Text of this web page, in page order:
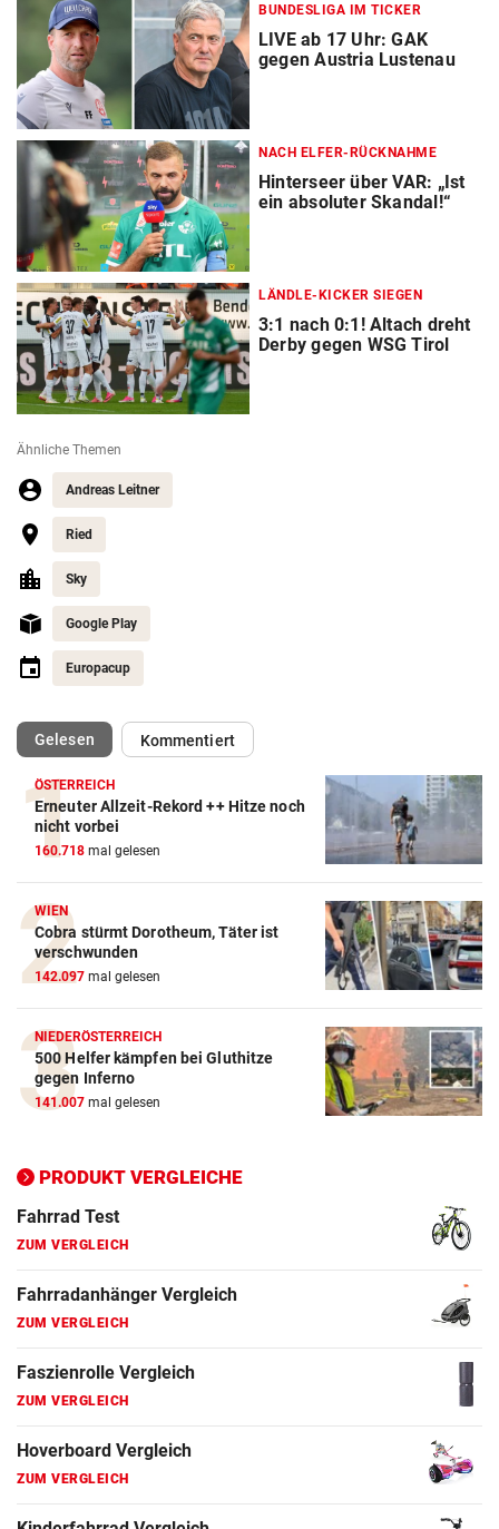
BUNDESLIGA IM TICKER
LIVE ab 17 Uhr: GAK
gegen Austria Lustenau
NACH ELFER-RÜCKNAHME
Hinterseer über VAR: „Ist
ein absoluter Skandal!“
LÄNDLE-KICKER SIEGEN
3:1 nach 0:1! Altach dreht
Derby gegen WSG Tirol
Ähnliche Themen
Andreas Leitner
Ried
Sky
Google Play
Europacup
Gelesen(ausgewählt)Kommentiert
ÖSTERREICH
Erneuter Allzeit-Rekord ++ Hitze noch
nicht vorbei
160.718 mal gelesen
WIEN
Cobra stürmt Dorotheum, Täter ist
verschwunden
142.097 mal gelesen
NIEDERÖSTERREICH
500 Helfer kämpfen bei Gluthitze
gegen Inferno
141.007 mal gelesen
PRODUKT VERGLEICHE
Action-Cam Vergleich
ZUM VERGLEICH
Crosstrainer Vergleich
ZUM VERGLEICH
E-Bike Vergleich
ZUM VERGLEICH
Elektro-Scooter Vergleich
ZUM VERGLEICH
ZUM VERGLEICH
Fahrrad Test
ZUM VERGLEICH
Fahrradanhänger Vergleich
ZUM VERGLEICH
Faszienrolle Vergleich
ZUM VERGLEICH
Hoverboard Vergleich
ZUM VERGLEICH